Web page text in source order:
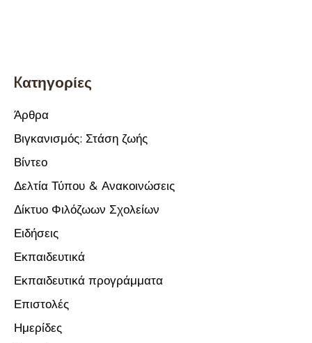
Kατηγορίες
Άρθρα
Βιγκανισμός: Στάση ζωής
Βίντεο
Δελτία Τύπου & Ανακοινώσεις
Δίκτυο Φιλόζωων Σχολείων
Ειδήσεις
Εκπαιδευτικά
Εκπαιδευτικά προγράμματα
Επιστολές
Ημερίδες